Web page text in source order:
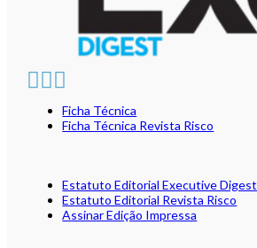
Ficha Técnica
Ficha Técnica Revista Risco
Estatuto Editorial Executive Digest
Estatuto Editorial Revista Risco
Assinar Edição Impressa